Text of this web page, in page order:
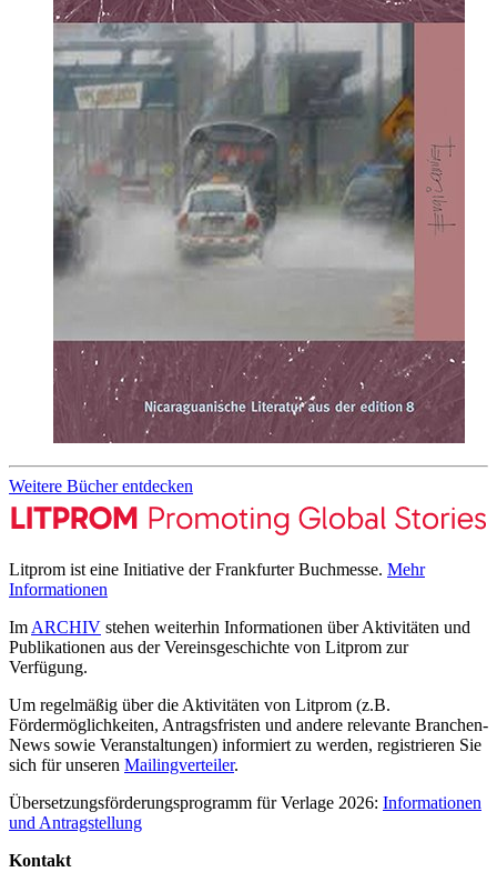
Weitere Bücher entdecken
Litprom ist eine Initiative der Frankfurter Buchmesse. Mehr
Informationen
Im ARCHIV stehen weiterhin Informationen über Aktivitäten und
Publikationen aus der Vereinsgeschichte von Litprom zur
Verfügung.
Um regelmäßig über die Aktivitäten von Litprom (z.B.
Fördermöglichkeiten, Antragsfristen und andere relevante Branchen-
News sowie Veranstaltungen) informiert zu werden, registrieren Sie
sich für unseren Mailingverteiler.
Übersetzungsförderungsprogramm für Verlage 2026: Informationen
und Antragstellung
Kontakt